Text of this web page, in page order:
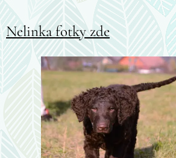
Nelinka fotky zde